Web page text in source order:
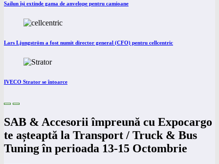
Sailun își extinde gama de anvelope pentru camioane
Lars Ljungström a fost numit director general (CFO) pentru cellcentric
IVECO Strator se întoarce
SAB & Accesorii împreună cu Expocargo
te așteaptă la Transport / Truck & Bus
Tuning în perioada 13-15 Octombrie